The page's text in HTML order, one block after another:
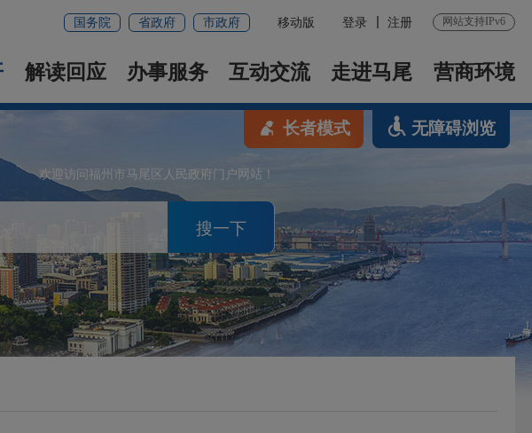
国务院 省政府 市政府 移动版 登录 注册 网站支持IPv6
解读回应 办事服务 互动交流 走进马尾 营商环境
欢迎访问福州市马尾区人民政府门户网站！
搜一下
长者模式 无障碍浏览